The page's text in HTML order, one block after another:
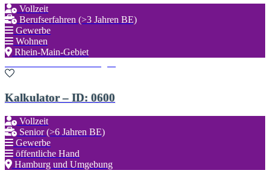
Vollzeit
Berufserfahren (>3 Jahren BE)
Gewerbe
Wohnen
Rhein-Main-Gebiet
Kalkulator – ID: 0600
Vollzeit
Senior (>6 Jahren BE)
Gewerbe
öffentliche Hand
Hamburg und Umgebung